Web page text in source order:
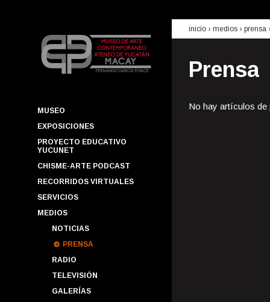
MUSEO
EXPOSICIONES
PROYECTO EDUCATIVO
YUCUNET
CHISME-ARTE PODCAST
RECORRIDOS VIRTUALES
SERVICIOS
MEDIOS
NOTICIAS
PRENSA
RADIO
TELEVISIÓN
GALERÍAS
inicio › medios › prensa
Prensa
No hay artículos de